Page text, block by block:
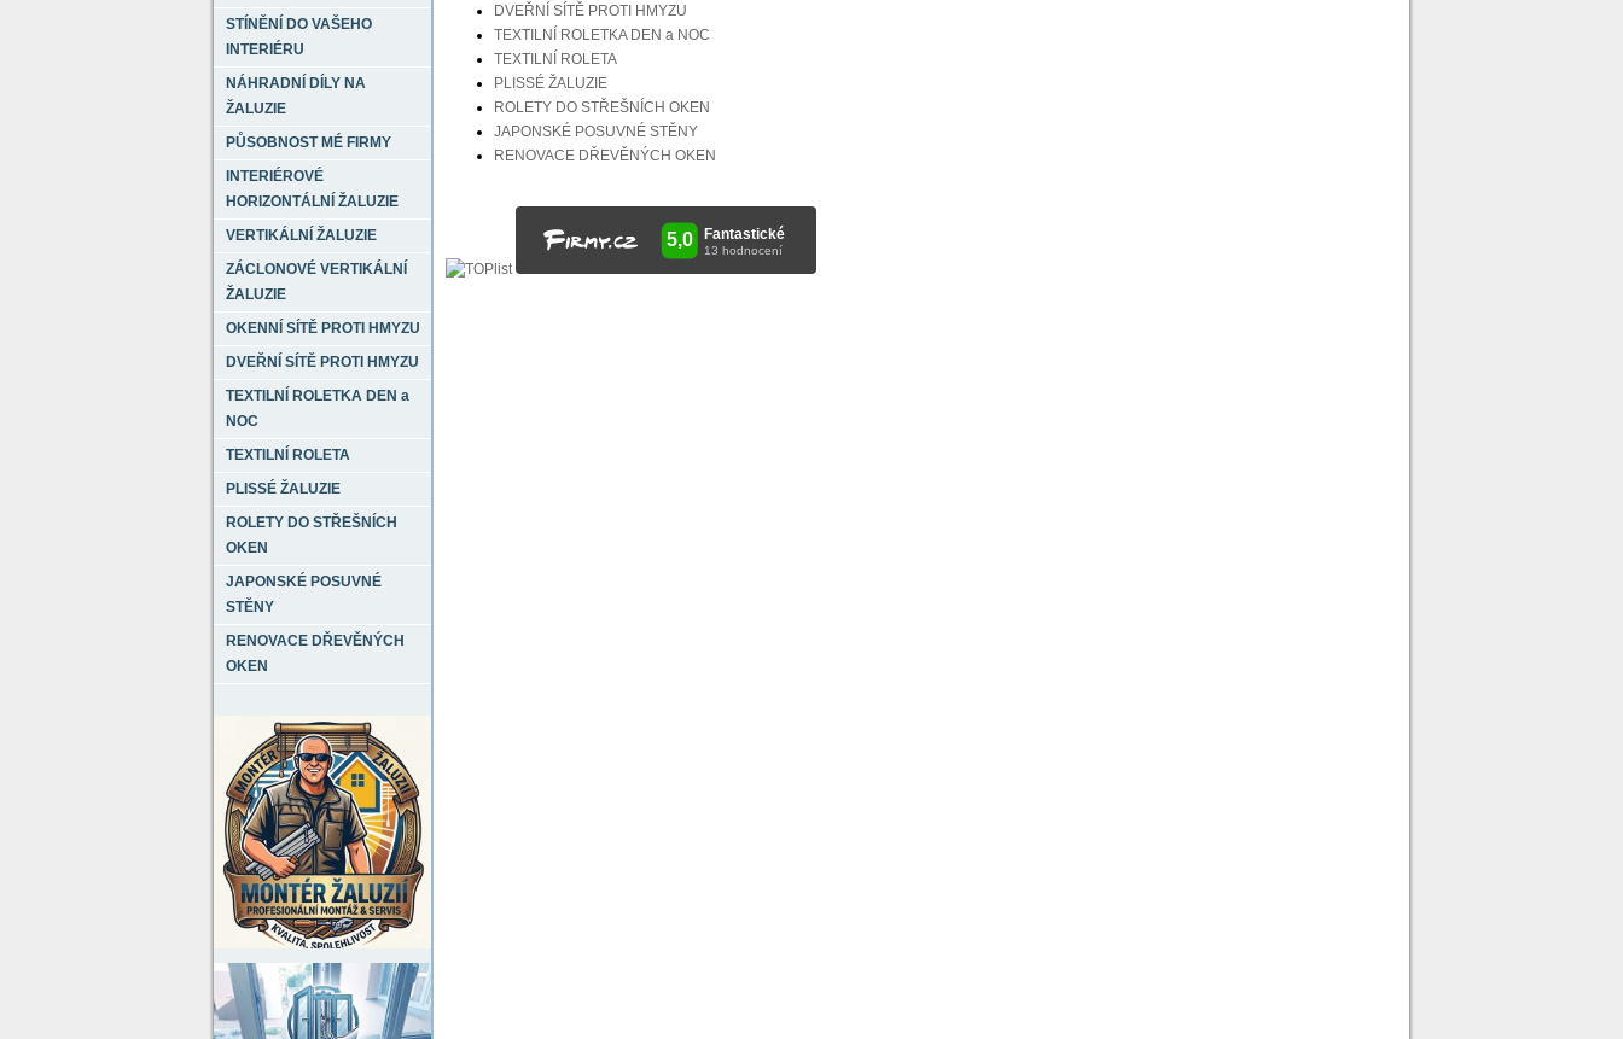
STÍNĚNÍ DO VAŠEHO
INTERIÉRU
NÁHRADNÍ DÍLY NA
ŽALUZIE
PŮSOBNOST MÉ FIRMY
INTERIÉROVÉ
HORIZONTÁLNÍ ŽALUZIE
VERTIKÁLNÍ ŽALUZIE
ZÁCLONOVÉ VERTIKÁLNÍ
ŽALUZIE
OKENNÍ SÍTĚ PROTI HMYZU
DVEŘNÍ SÍTĚ PROTI HMYZU
TEXTILNÍ ROLETKA DEN a
NOC
TEXTILNÍ ROLETA
PLISSÉ ŽALUZIE
ROLETY DO STŘEŠNÍCH
OKEN
JAPONSKÉ POSUVNÉ
STĚNY
RENOVACE DŘEVĚNÝCH
OKEN
DVEŘNÍ SÍTĚ PROTI HMYZU
TEXTILNÍ ROLETKA DEN a NOC
TEXTILNÍ ROLETA
PLISSÉ ŽALUZIE
ROLETY DO STŘEŠNÍCH OKEN
JAPONSKÉ POSUVNÉ STĚNY
RENOVACE DŘEVĚNÝCH OKEN